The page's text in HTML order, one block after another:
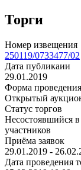
Торги
Номер извещения
250119/0733477/02
Дата публикаии
29.01.2019
Форма
Открытый
Статус торгов
Несостоявшийся
участников
Приёма заявок
29.01.2019 -
Дата проведения